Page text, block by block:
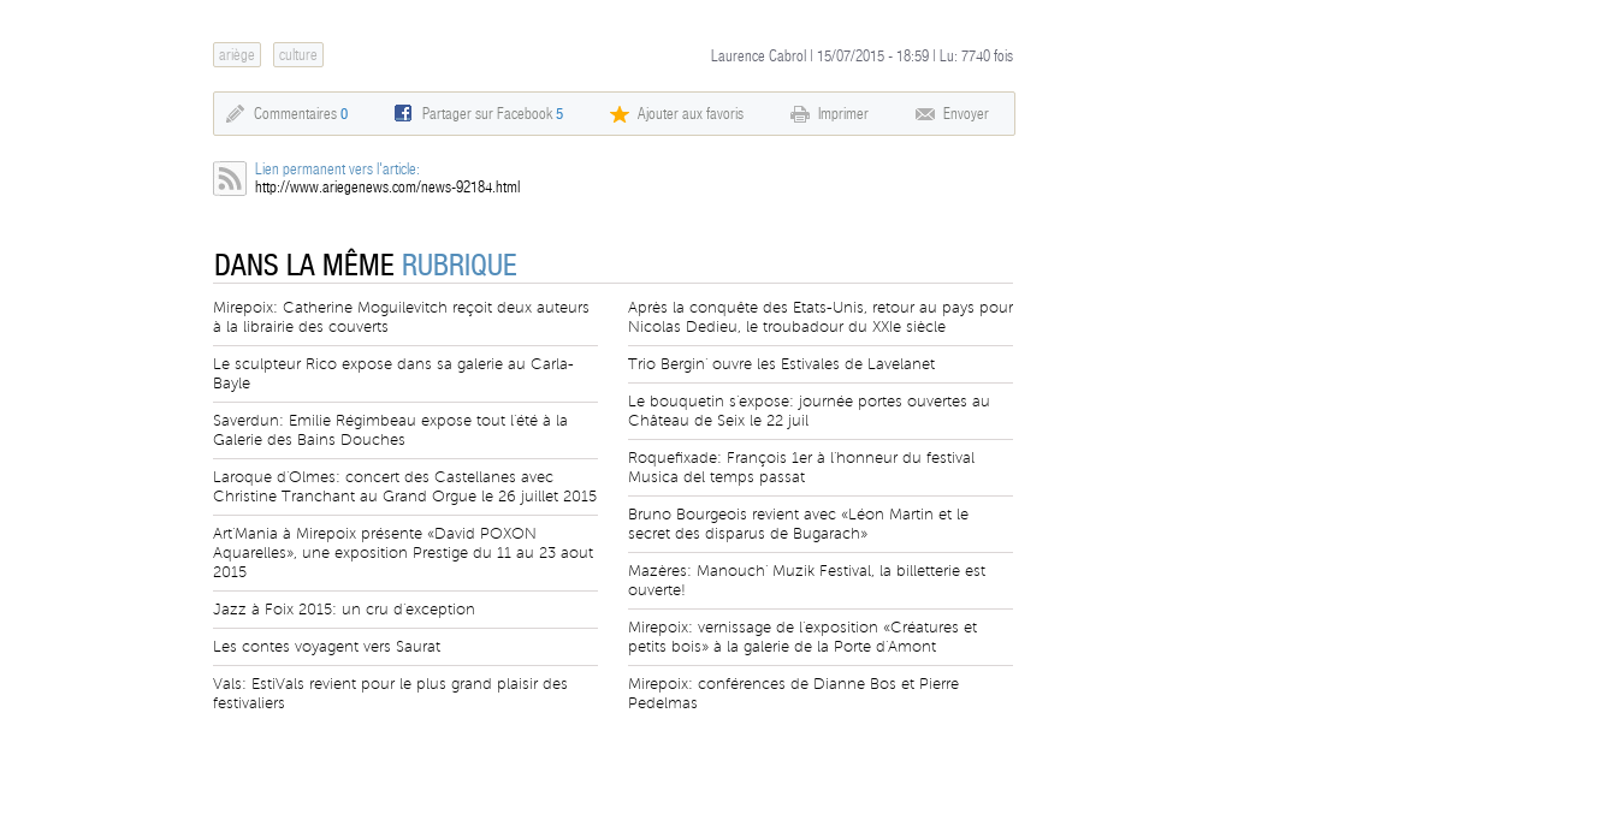
ariège culture Laurence Cabrol | 15/07/2015 - 18:59 | Lu: 7740 fois
Commentaires 0 Partager sur Facebook5 Ajouter aux favoris Imprimer Envoyer
Lien permanent vers l'article:
http://www.ariegenews.com/news-92184.html
DANS LA MÊME RUBRIQUE
Mirepoix: Catherine Moguilevitch reçoit deux auteurs
à la librairie des couverts
Le sculpteur Rico expose dans sa galerie au Carla-
Bayle
Saverdun: Emilie Régimbeau expose tout l'été à la
Galerie des Bains Douches
Laroque d'Olmes: concert des Castellanes avec
Christine Tranchant au Grand Orgue le 26 juillet 2015
Art'Mania à Mirepoix présente «David POXON
Aquarelles», une exposition Prestige du 11 au 23 aout
2015
Jazz à Foix 2015: un cru d'exception
Les contes voyagent vers Saurat
Vals: EstiVals revient pour le plus grand plaisir des
festivaliers
Après la conquête des Etats-Unis, retour au pays pour
Nicolas Dedieu, le troubadour du XXIe siècle
Trio Bergin' ouvre les Estivales de Lavelanet
Le bouquetin s'expose: journée portes ouvertes au
Château de Seix le 22 juil
Roquefixade: François 1er à l'honneur du festival
Musica del temps passat
Bruno Bourgeois revient avec «Léon Martin et le
secret des disparus de Bugarach»
Mazères: Manouch' Muzik Festival, la billetterie est
ouverte!
Mirepoix: vernissage de l'exposition «Créatures et
petits bois» à la galerie de la Porte d'Amont
Mirepoix: conférences de Dianne Bos et Pierre
Pedelmas